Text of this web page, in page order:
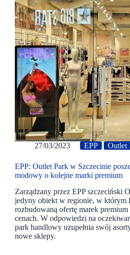
27/03/2023 EPP Outlet
EPP: Outlet Park w Szczecinie
modowy o kolejne marki premium
Zarządzany przez EPP szczeciński
jedyny obiekt w regionie, w którym
rozbudowaną ofertę marek
cenach. W odpowiedzi na
park handlowy uzupełnia swój
nowe sklepy.